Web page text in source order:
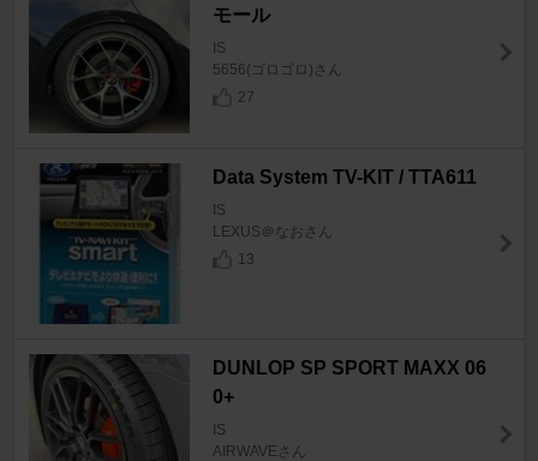
モール
IS
5656(ゴロゴロ)さん
27
Data System TV-KIT / TTA611
IS
LEXUS＠なおさん
13
DUNLOP SP SPORT MAXX 06
0+
IS
AIRWAVEさん